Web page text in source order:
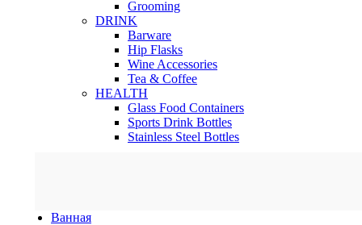
Grooming
DRINK
Barware
Hip Flasks
Wine Accessories
Tea & Coffee
HEALTH
Glass Food Containers
Sports Drink Bottles
Stainless Steel Bottles
Ванная